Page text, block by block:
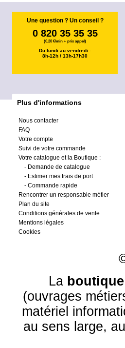
Une question ? Un conseil ?
0 820 35 35 35
(0,20 €/min + prix appel)
Du lundi au vendredi :
8h-12h / 13h-17h30
Plus d'informations
Nous contacter
FAQ
Votre compte
Suivi de votre commande
Votre catalogue et la Boutique :
- Demande de catalogue
- Estimer mes frais de port
- Commande rapide
Rencontrer un responsable métier
Plan du site
Conditions générales de vente
Mentions légales
Cookies
La
(ouvrages
matériel
au sens large, au